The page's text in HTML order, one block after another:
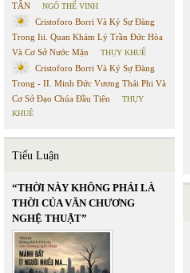
TÂN
NGÔ THẾ VINH
Cristoforo Borri Và Ký Sự Đàng
Trong Iii. Quan Khám Lý Trần Đức Hòa
Và Cơ Sở Nước Mặn
THỤY KHUÊ
Cristoforo Borri Và Ký Sự Đàng
Trong - II. Minh Đức Vương Thái Phi Và
Cơ Sở Đạo Chúa Đầu Tiên
THỤY
KHUÊ
Tiểu Luận
“THỜI NÀY KHÔNG PHẢI LÀ
THỜI CỦA VĂN CHƯƠNG
NGHỆ THUẬT”